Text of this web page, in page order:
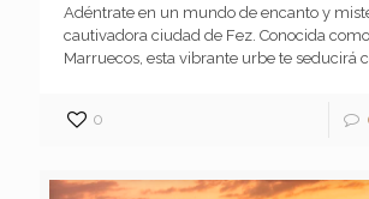
Adéntrate en un mundo de encanto y
cautivadora ciudad de Fez. Conocida
Marruecos, esta vibrante urbe te seducirá
0